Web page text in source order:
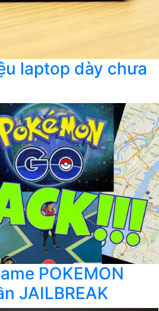
laptop dày chưa
POKEMON
JAILBREAK